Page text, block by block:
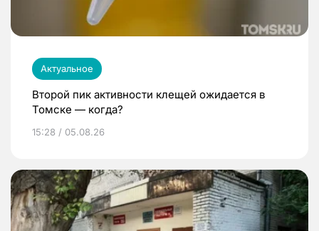
Актуальное
Второй пик активности клещей ожидается в
Томске — когда?
15:28 / 05.08.26